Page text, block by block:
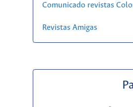
Comunicado revistas
Revistas Amigas